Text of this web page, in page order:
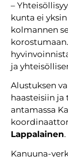
–
kunta ei
kolmannen
ja
Alustuksen
haasteisiin ja
antamassa
Lappalainen.
Kanuuna-